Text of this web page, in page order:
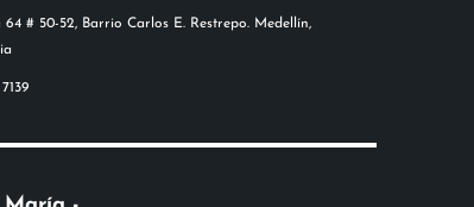
64 # 50-52, Barrio Carlos E. Restrepo. Medellín,